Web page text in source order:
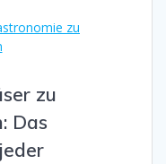
zu
Das